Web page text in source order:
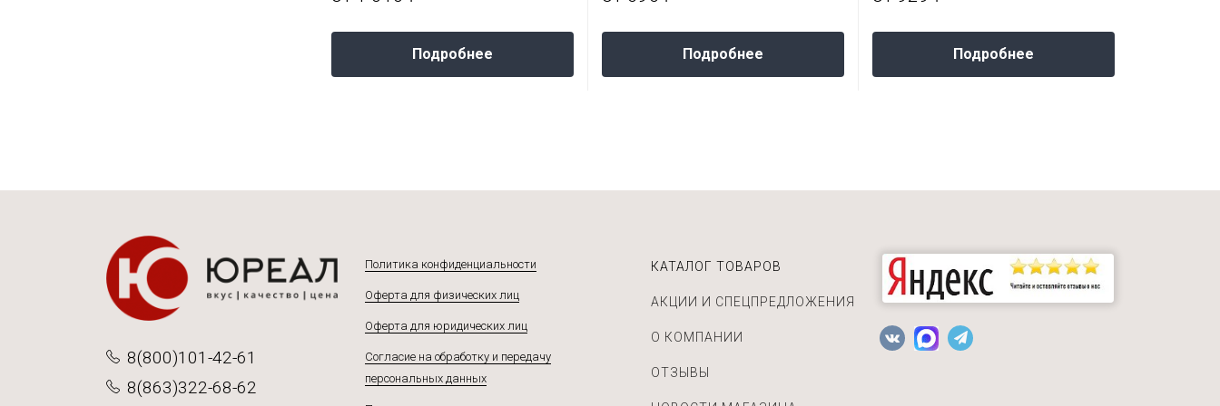
Подробнее Подробнее Подробнее
8(800)101-42-61
8(863)322-68-62
Политика конфиденциальности
Оферта для физических лиц
Оферта для юридических лиц
Согласие на обработку и передачу
персональных данных
КАТАЛОГ ТОВАРОВ
АКЦИИ И СПЕЦПРЕДЛОЖЕНИЯ
О КОМПАНИИ
ОТЗЫВЫ